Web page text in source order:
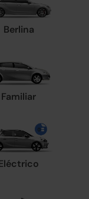
Berlina
Familiar